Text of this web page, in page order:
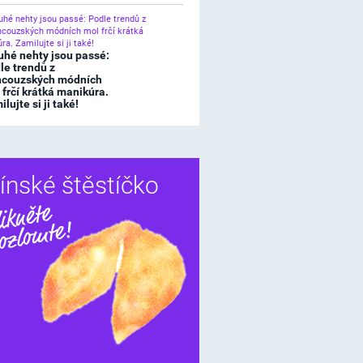
nehty jsou passé:
trendů z
módních
frčí krátká manikúra.
si ji také!
štěstíčko
Sdílet